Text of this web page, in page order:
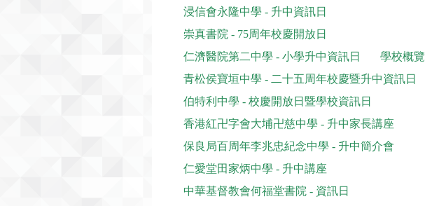
浸信會永隆中學 - 升中資訊日
崇真書院 - 75周年校慶開放日
仁濟醫院第二中學 - 小學升中資訊日
學校概覽
青松侯寶垣中學 - 二十五周年校慶暨升中資訊日
伯特利中學 - 校慶開放日暨學校資訊日
香港紅卍字會大埔卍慈中學 - 升中家長講座
保良局百周年李兆忠紀念中學 - 升中簡介會
仁愛堂田家炳中學 - 升中講座
中華基督教會何福堂書院 - 資訊日